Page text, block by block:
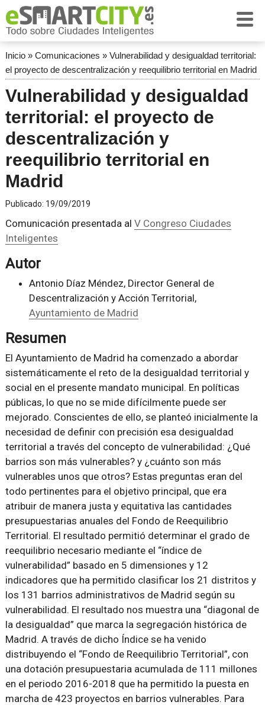
Inicio» Comunicaciones » Vulnerabilidad y desigualdad territorial:
el proyecto de descentralización y reequilibrio territorial en Madrid
Vulnerabilidad y desigualdad
territorial: el proyecto de
descentralización y
reequilibrio territorial en
Madrid
Publicado: 19/09/2019
Comunicación presentada al V Congreso Ciudades
Inteligentes
Autor
Antonio Díaz Méndez, Director General de
Descentralización y Acción Territorial,
Ayuntamiento de Madrid
Resumen
El Ayuntamiento de Madrid ha comenzado a abordar
sistemáticamente el reto de la desigualdad territorial y
social en el presente mandato municipal. En políticas
públicas, lo que no se mide difícilmente puede ser
mejorado. Conscientes de ello, se planteó inicialmente la
necesidad de definir con precisión esa desigualdad
territorial a través del concepto de vulnerabilidad: ¿Qué
barrios son más vulnerables? y ¿cuánto son más
vulnerables unos que otros? Estas preguntas eran del
todo pertinentes para el objetivo principal, que era
atribuir de manera justa y equitativa las cantidades
presupuestarias anuales del Fondo de Reequilibrio
Territorial. El resultado permitió determinar el grado de
reequilibrio necesario mediante el “índice de
vulnerabilidad” basado en 5 dimensiones y 12
indicadores que ha permitido clasificar los 21 distritos y
los 131 barrios administrativos de Madrid según su
vulnerabilidad. El resultado nos muestra una “diagonal de
la desigualdad” que marca la segregación histórica de
Madrid. A través de dicho Índice se ha venido
distribuyendo el “Fondo de Reequilibrio Territorial”, con
una dotación presupuestaria acumulada de 111 millones
en el periodo 2016-2018 que ha permitido la puesta en
marcha de 423 proyectos en barrios vulnerables. Para